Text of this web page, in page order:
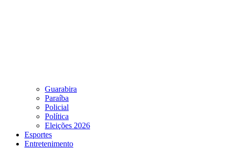
Guarabira
Paraíba
Policial
Política
Eleições 2026
Esportes
Entretenimento